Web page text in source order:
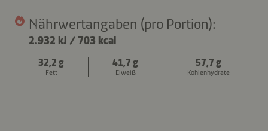
Nährwertangaben (pro Portion):
2.932 kJ / 703 kcal
32,2 g
Fett
41,7 g
Eiweiß
57,7 g
Kohlenhydrate